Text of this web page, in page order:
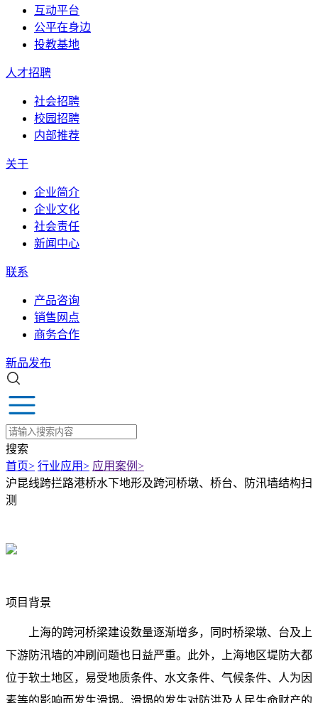
互动平台
公平在身边
投教基地
人才招聘
社会招聘
校园招聘
内部推荐
关于
企业简介
企业文化
社会责任
新闻中心
联系
产品咨询
销售网点
商务合作
新品发布
搜索
首页> 行业应用> 应用案例 >
沪昆线跨拦路港桥水下地形及跨河桥墩、桥台、防汛墙结构扫
测
项目背景
上海的跨河桥梁建设数量逐渐增多，同时桥梁墩、台及上
下游防汛墙的冲刷问题也日益严重。此外，上海地区堤防大都
位于软土地区，易受地质条件、水文条件、气候条件、人为因
素等的影响而发生滑塌。滑塌的发生对防洪及人民生命财产的